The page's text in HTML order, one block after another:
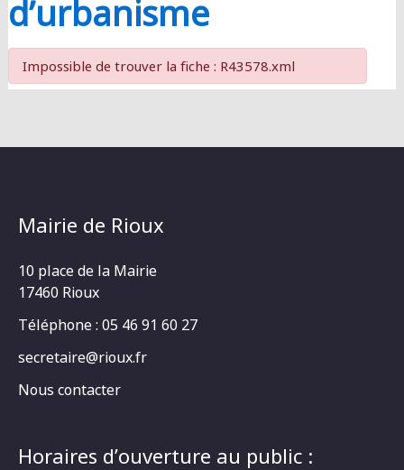
d’urbanisme
Impossible de trouver la fiche : R43578.xml
Mairie de Rioux
10 place de la Mairie
17460 Rioux
Téléphone : 05 46 91 60 27
secretaire@rioux.fr
Nous contacter
Horaires d’ouverture au public :